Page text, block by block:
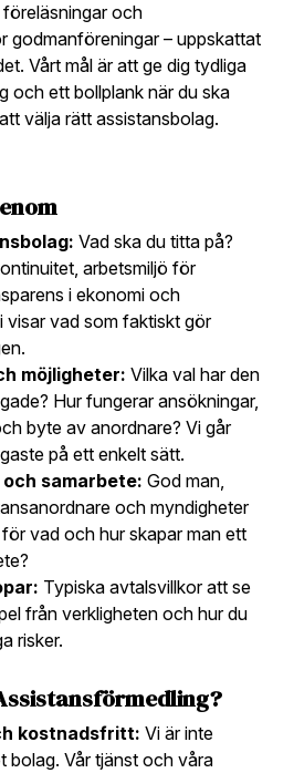
och
godmanföreningar – uppskattat
Vårt mål är att ge dig tydliga
och ett bollplank när du ska
välja rätt assistansbolag.
Vad ska du titta på?
arbetsmiljö för
i ekonomi och
visar vad som faktiskt gör
möjligheter: Vilka val har den
Hur fungerar ansökningar,
byte av anordnare? Vi går
på ett enkelt sätt.
samarbete: God man,
och myndigheter
vad och hur skapar man ett
Typiska avtalsvillkor att se
från verkligheten och hur du
risker.
kostnadsfritt: Vi är inte
bolag. Vår tjänst och våra